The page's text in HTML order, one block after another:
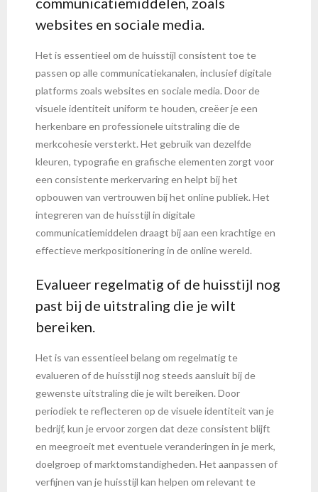
websites en sociale media.
Het is essentieel om de huisstijl consistent toe te
passen op alle communicatiekanalen, inclusief digitale
platforms zoals websites en sociale media. Door de
visuele identiteit uniform te houden, creëer je een
herkenbare en professionele uitstraling die de
merkcohesie versterkt. Het gebruik van dezelfde
kleuren, typografie en grafische elementen zorgt voor
een consistente merkervaring en helpt bij het
opbouwen van vertrouwen bij het online publiek. Het
integreren van de huisstijl in digitale
communicatiemiddelen draagt bij aan een krachtige en
effectieve merkpositionering in de online wereld.
Evalueer regelmatig of de huisstijl nog
past bij de uitstraling die je wilt
bereiken.
Het is van essentieel belang om regelmatig te
evalueren of de huisstijl nog steeds aansluit bij de
gewenste uitstraling die je wilt bereiken. Door
periodiek te reflecteren op de visuele identiteit van je
bedrijf, kun je ervoor zorgen dat deze consistent blijft
en meegroeit met eventuele veranderingen in je merk,
doelgroep of marktomstandigheden. Het aanpassen of
verfijnen van je huisstijl kan helpen om relevant te